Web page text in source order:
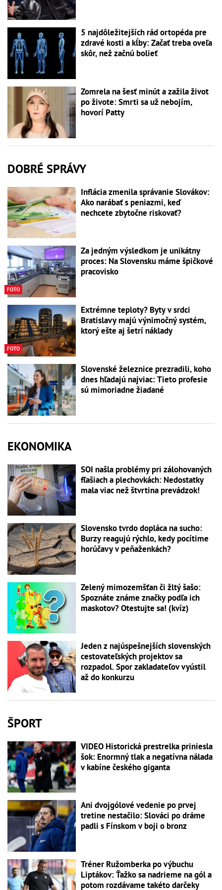
5 najdôležitejších rád ortopéda pre
zdravé kosti a kĺby: Začať treba oveľa
skôr, než začnú bolieť
Zomrela na šesť minút a zažila život
po živote: Smrti sa už nebojím,
hovorí Patty
DOBRÉ SPRÁVY
Inflácia zmenila správanie Slovákov:
Ako narábať s peniazmi, keď
nechcete zbytočne riskovať?
FOTO
Za jedným výsledkom je unikátny
proces: Na Slovensku máme špičkové
pracovisko
FOTO
Extrémne teploty? Byty v srdci
Bratislavy majú výnimočný systém,
ktorý ešte aj šetrí náklady
Slovenské železnice prezradili, koho
dnes hľadajú najviac: Tieto profesie
sú mimoriadne žiadané
EKONOMIKA
SOI našla problémy pri zálohovaných
fľašiach a plechovkách: Nedostatky
mala viac než štvrtina prevádzok!
Slovensko tvrdo dopláca na sucho:
Burzy reagujú rýchlo, kedy pocítime
horúčavy v peňaženkách?
Zelený mimozemšťan či žltý šašo:
Spoznáte známe značky podľa ich
maskotov? Otestujte sa! (kvíz)
Jeden z najúspešnejších slovenských
cestovateľských projektov sa
rozpadol. Spor zakladateľov vyústil
až do konkurzu
ŠPORT
VIDEO Historická prestrelka priniesla
šok: Enormný tlak a negatívna nálada
v kabíne českého giganta
Ani dvojgólové vedenie po prvej
tretine nestačilo: Slováci po dráme
padli s Fínskom v boji o bronz
Tréner Ružomberka po výbuchu
Liptákov: Ťažko sa nadrieme na gól a
potom rozdávame takéto darčeky